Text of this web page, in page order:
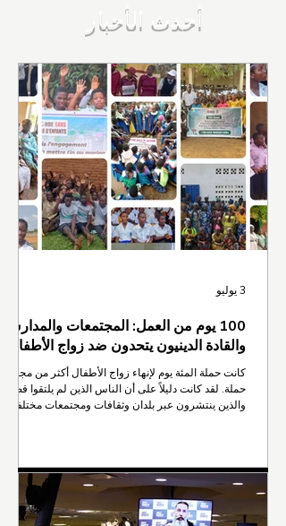
أحدث الأخبار
100 يوم من العمل: المجتمعات والمدارس
والقادة الدينيون يتحدون ضد زواج الأطفال
كانت حملة المئة يوم لإنهاء زواج الأطفال أكثر من مجرد
حملة. لقد كانت دليلاً على أن الناس الذين لم يلتقوا قط،
والذين ينتشرون عبر بلدان وثقافات ومجتمعات مختلفة،
ومع زواج مليون طفل شهرياً، مثّلت هذه الأيام المئة دعوةً
للعمل، مُظهرةً كيف يمكن للقانون والسياسة والعمل
الفردي، بتضافر جهودها، أن تُحقق العدالة للأطفال. حركة
امتدت عبر ما
3 يوليو